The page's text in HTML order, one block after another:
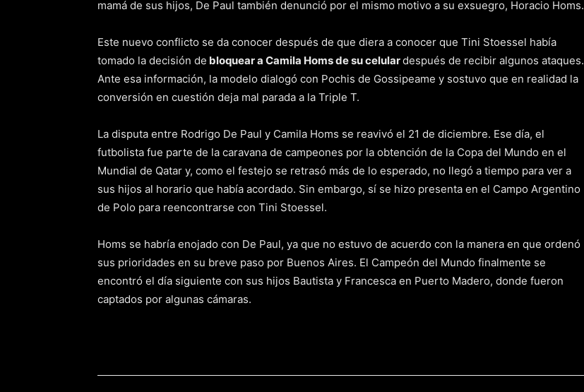
mamá de sus hijos, De Paul también denunció por el mismo motivo a su exsuegro, Horacio Homs.
Este nuevo conflicto se da conocer después de que diera a conocer que Tini Stoessel había
tomado la decisión de bloquear a Camila Homs de su celulardespués de recibir algunos ataques.
Ante esa información, la modelo dialogó con Pochis de Gossipeame y sostuvo que en realidad la
conversión en cuestión deja mal parada a la Triple T.
La disputa entre Rodrigo De Paul y Camila Homs se reavivó el 21 de diciembre. Ese día, el
futbolista fue parte de la caravana de campeones por la obtención de la Copa del Mundo en el
Mundial de Qatar y, como el festejo se retrasó más de lo esperado, no llegó a tiempo para ver a
sus hijos al horario que había acordado. Sin embargo, sí se hizo presenta en el Campo Argentino
de Polo para reencontrarse con Tini Stoessel.
Homs se habría enojado con De Paul, ya que no estuvo de acuerdo con la manera en que ordenó
sus prioridades en su breve paso por Buenos Aires. El Campeón del Mundo finalmente se
encontró el día siguiente con sus hijos Bautista y Francesca en Puerto Madero, donde fueron
captados por algunas cámaras.